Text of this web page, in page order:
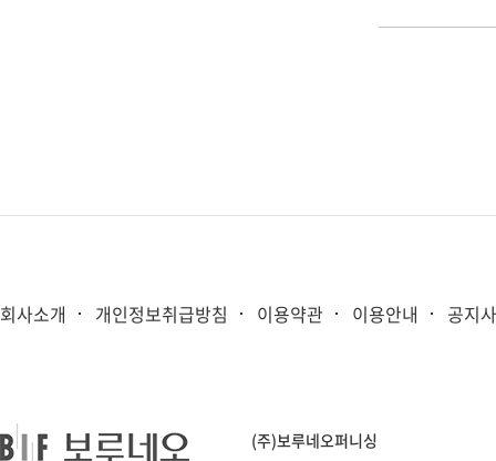
회사소개 개인정보취급방침 이용약관 이용안내 공지
(주)보루네오퍼니싱